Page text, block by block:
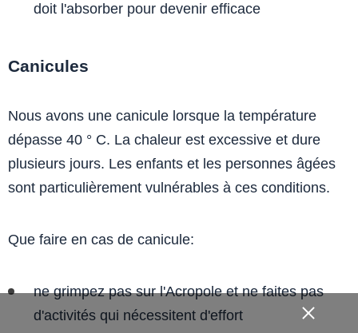
doit l'absorber pour devenir efficace
Canicules
Nous avons une canicule lorsque la température
dépasse 40 ° C. La chaleur est excessive et dure
plusieurs jours. Les enfants et les personnes âgées
sont particulièrement vulnérables à ces conditions.
Que faire en cas de canicule:
ne grimpez pas sur l'Acropole et ne faites pas
d'activités qui nécessitent d'effort